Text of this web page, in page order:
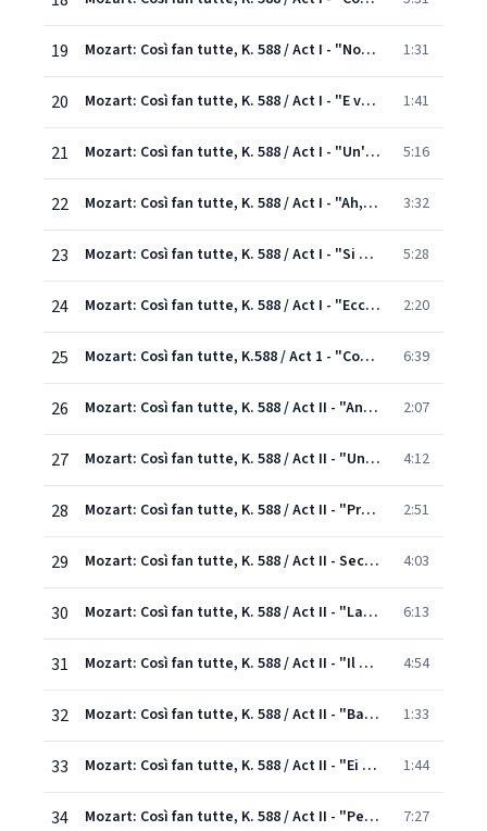
19 Mozart: Così fan tutte, K. 588 / Act I - "Non siate ritrosi" 1:31
20 Mozart: Così fan tutte, K. 588 / Act I - "E voi ridete?" - "Si può sapere un poco" 1:41
21 Mozart: Così fan tutte, K. 588 / Act I - "Un'aura amorosa" 5:16
22 Mozart: Così fan tutte, K. 588 / Act I - "Ah, che tutta in un momento" 3:32
23 Mozart: Così fan tutte, K. 588 / Act I - "Si mora, sì, si mora" 5:28
24 Mozart: Così fan tutte, K. 588 / Act I - "Eccovi il medico" 2:20
25 Mozart: Così fan tutte, K.588 / Act 1 - "Come si muovono" 6:39
26 Mozart: Così fan tutte, K. 588 / Act II - "Andate là, che siete due bizzarre ragazze" (Live) 2:07
27 Mozart: Così fan tutte, K. 588 / Act II - "Una donna a quindici anni" - "Sorella, cosa dici?" 4:12
28 Mozart: Così fan tutte, K. 588 / Act II - "Prenderò quel brunettino" 2:51
29 Mozart: Così fan tutte, K. 588 / Act II - Secondate, aurette amiche...Cos'è tal serenata 4:03
30 Mozart: Così fan tutte, K. 588 / Act II - "La mano a me date" - "Oh che bella giornata!" 6:13
31 Mozart: Così fan tutte, K. 588 / Act II - "Il core vi dono" 4:54
32 Mozart: Così fan tutte, K. 588 / Act II - "Barbara! Perché fuggi?" 1:33
33 Mozart: Così fan tutte, K. 588 / Act II - "Ei parte... senti... ah no!" 1:44
34 Mozart: Così fan tutte, K. 588 / Act II - "Per pietà, ben mio, perdona" 7:27